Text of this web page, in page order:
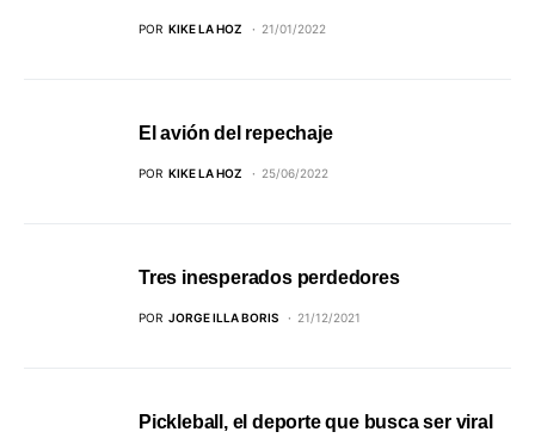
POR KIKE LA HOZ 21/01/2022
El avión del repechaje
POR KIKE LA HOZ 25/06/2022
Tres inesperados perdedores
POR JORGE ILLA BORIS 21/12/2021
Pickleball, el deporte que busca ser viral